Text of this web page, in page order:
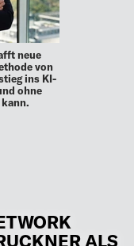
neue
von
ins KI-
ohne
ALS